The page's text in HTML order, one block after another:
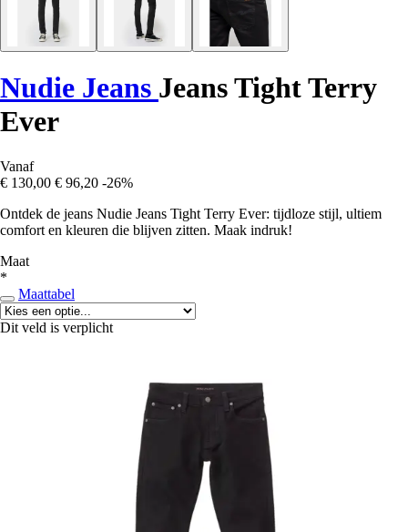
Nudie Jeans Jeans Tight Terry
Ever
Vanaf
€ 130,00 € 96,20 -26%
Ontdek de jeans Nudie Jeans Tight Terry Ever: tijdloze stijl, ultiem
comfort en kleuren die blijven zitten. Maak indruk!
Maat
*
Maattabel
Dit veld is verplicht